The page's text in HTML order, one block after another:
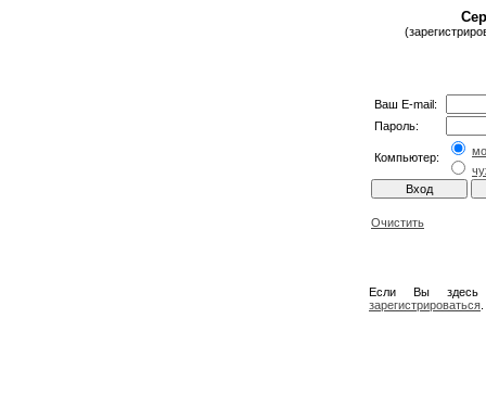
Ваш E-mail:
Пароль:
Компьютер:
Очистить
Если Вы
зарегистрироваться